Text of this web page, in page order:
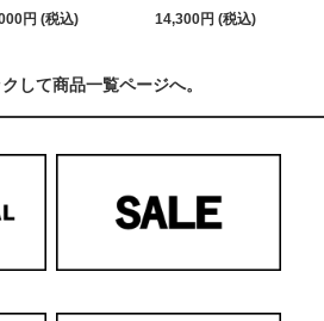
円 (税込) 14,300円 (税込)
して商品一覧ページへ。